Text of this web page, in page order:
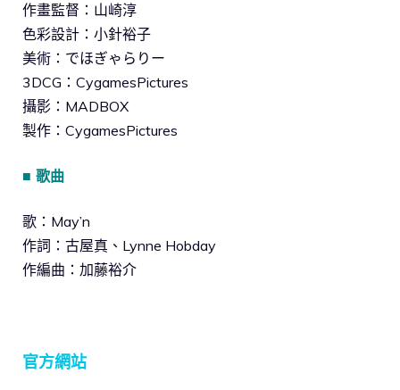
作畫監督：山崎淳
色彩設計：小針裕子
美術：でほぎゃらりー
3DCG：CygamesPictures
攝影：MADBOX
製作：CygamesPictures
■ 歌曲
歌：May’n
作詞：古屋真、Lynne Hobday
作編曲：加藤裕介
官方網站